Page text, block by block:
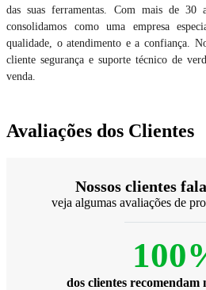
das suas ferramentas. Com mais de 30
consolidamos como uma empresa
qualidade, o atendimento e a confiança.
cliente segurança e suporte técnico de
venda.
Avaliações dos Clientes
Nossos clientes
veja algumas avaliações de
dos clientes recomendam